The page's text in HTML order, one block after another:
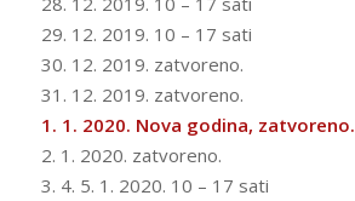
29. 12. 2019. 10 – 17 sati
30. 12. 2019. zatvoreno.
31. 12. 2019. zatvoreno.
1. 1. 2020. Nova godina, zatvoreno.
2. 1. 2020. zatvoreno.
3. 4. 5. 1. 2020. 10 – 17 sati